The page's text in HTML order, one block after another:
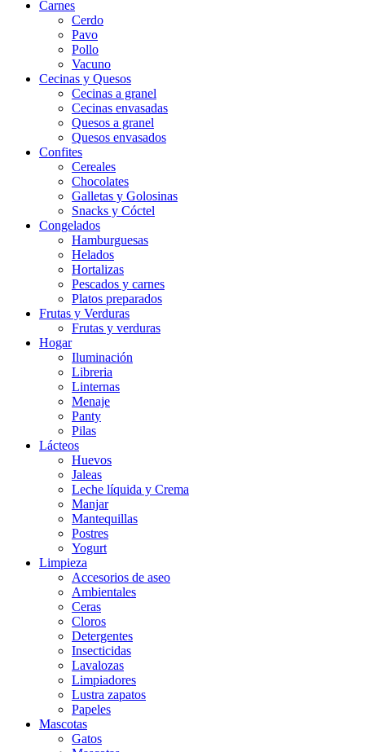
Carnes
Cerdo
Pavo
Pollo
Vacuno
Cecinas y Quesos
Cecinas a granel
Cecinas envasadas
Quesos a granel
Quesos envasados
Confites
Cereales
Chocolates
Galletas y Golosinas
Snacks y Cóctel
Congelados
Hamburguesas
Helados
Hortalizas
Pescados y carnes
Platos preparados
Frutas y Verduras
Frutas y verduras
Hogar
Iluminación
Libreria
Linternas
Menaje
Panty
Pilas
Lácteos
Huevos
Jaleas
Leche líquida y Crema
Manjar
Mantequillas
Postres
Yogurt
Limpieza
Accesorios de aseo
Ambientales
Ceras
Cloros
Detergentes
Insecticidas
Lavalozas
Limpiadores
Lustra zapatos
Papeles
Mascotas
Gatos